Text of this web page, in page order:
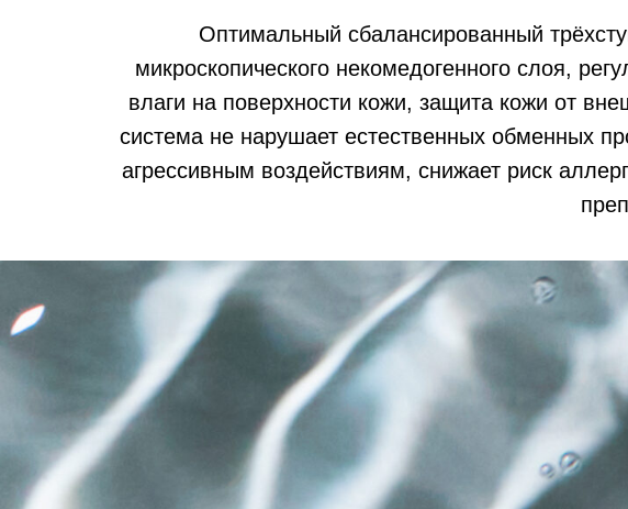
Оптимальный сбалансированный
микроскопического некомедогенного слоя,
влаги на поверхности кожи, защита кожи от
система не нарушает естественных обменных
агрессивным воздействиям, снижает риск